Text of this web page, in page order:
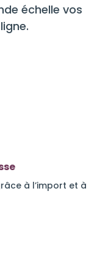
échelle vos
à l’import et à